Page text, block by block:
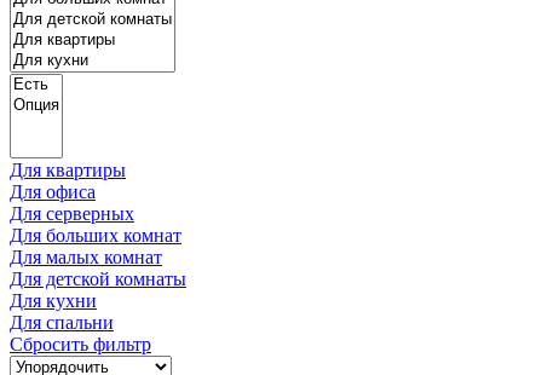
Для квартиры
Для офиса
Для серверных
Для больших комнат
Для малых комнат
Для детской комнаты
Для кухни
Для спальни
Сбросить фильтр